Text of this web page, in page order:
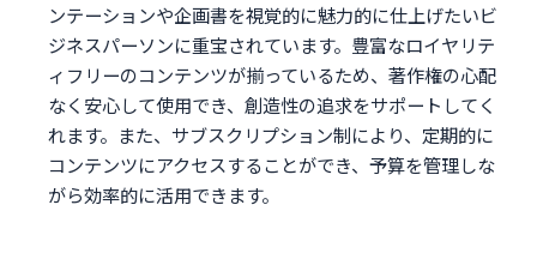
ンテーションや企画書を視覚的に魅力的に仕上げたいビ
ジネスパーソンに重宝されています。豊富なロイヤリテ
ィフリーのコンテンツが揃っているため、著作権の心配
なく安心して使用でき、創造性の追求をサポートしてく
れます。また、サブスクリプション制により、定期的に
コンテンツにアクセスすることができ、予算を管理しな
がら効率的に活用できます。